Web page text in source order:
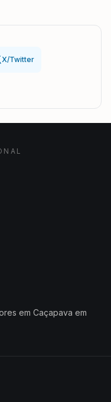
X/Twitter
em Caçapava em